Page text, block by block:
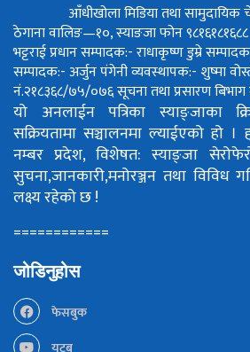
आँधीखोला मिडिया तथा सामुदायिक
ठेगाना वालिङ—१०, स्याङजा फोन ९८१६१८१६८८
भट्टराईप्रधान सम्पादक:- राधाकृष्ण डुम्रे
सम्पादक:- अर्जुन पंगेनीव्यवस्थापक:- शुष्मा
नं.२१८३६८/७५/०७६सूचना तथा प्रसारण बिभाग
यो अनलाईन पत्रिका स्याङ्जाका
सक्रियतामा सञ्चालनमा ल्याईएको हो ।
नम्बर प्रदेश, विशेषत: स्याङ्जा
सुचना,जानकारी,मनोरञ्जन तथा विविध
लक्ष्य रहेको छ !
============
जोडिनुहोस
फेसबुक
युटूब